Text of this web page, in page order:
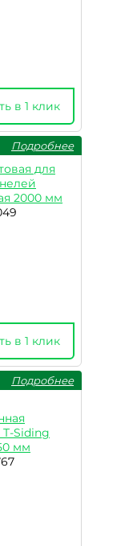
в 1 клик
Подробнее
для
2000 мм
в 1 клик
Подробнее
T-Siding
мм